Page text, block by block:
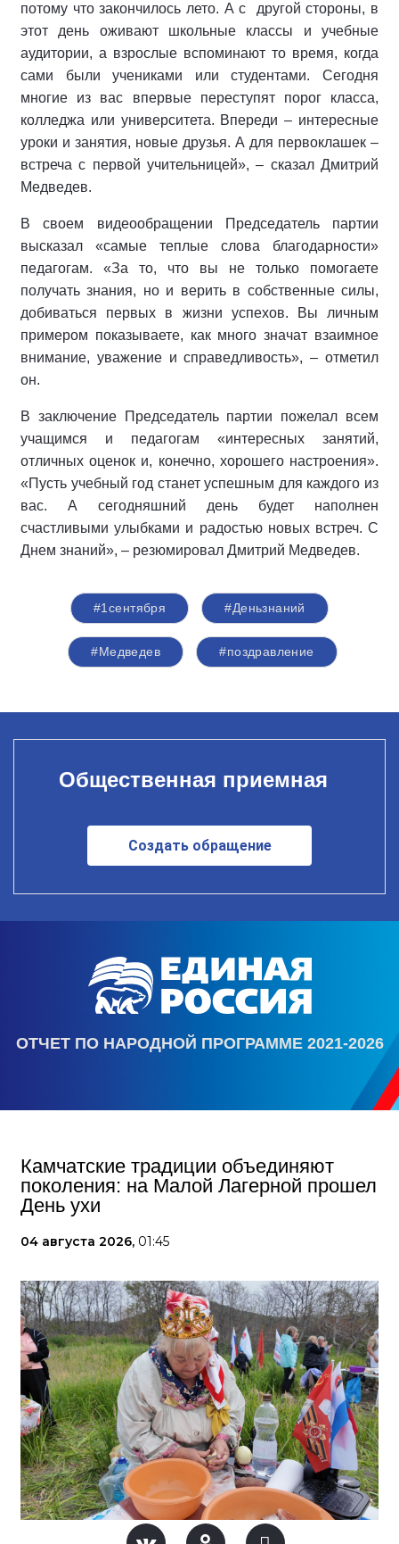
потому что закончилось лето. А с другой стороны, в
этот день оживают школьные классы и учебные
аудитории, а взрослые вспоминают то время, когда
сами были учениками или студентами. Сегодня
многие из вас впервые переступят порог класса,
колледжа или университета. Впереди – интересные
уроки и занятия, новые друзья. А для первоклашек –
встреча с первой учительницей», – сказал Дмитрий
Медведев.
В своем видеообращении Председатель партии
высказал «самые теплые слова благодарности»
педагогам. «За то, что вы не только помогаете
получать знания, но и верить в собственные силы,
добиваться первых в жизни успехов. Вы личным
примером показываете, как много значат взаимное
внимание, уважение и справедливость», – отметил
он.
В заключение Председатель партии пожелал всем
учащимся и педагогам «интересных занятий,
отличных оценок и, конечно, хорошего настроения».
«Пусть учебный год станет успешным для каждого из
вас. А сегодняшний день будет наполнен
счастливыми улыбками и радостью новых встреч. С
Днем знаний», – резюмировал Дмитрий Медведев.
#1сентября #Деньзнаний
#Медведев #поздравление
Общественная приемная
Создать обращение
ОТЧЕТ ПО НАРОДНОЙ ПРОГРАММЕ 2021-2026
Камчатские традиции объединяют
поколения: на Малой Лагерной прошел
День ухи
04 августа 2026, 01:45